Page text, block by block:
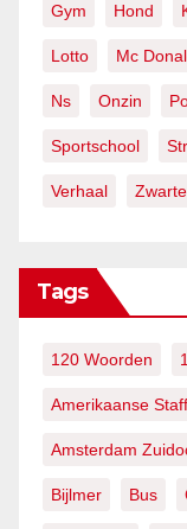
Gym Hond
Lotto Mc
Ns Onzin
Sportschool
Verhaal
Tags
120 Woorden
Amerikaanse
Amsterdam
Bijlmer Bus